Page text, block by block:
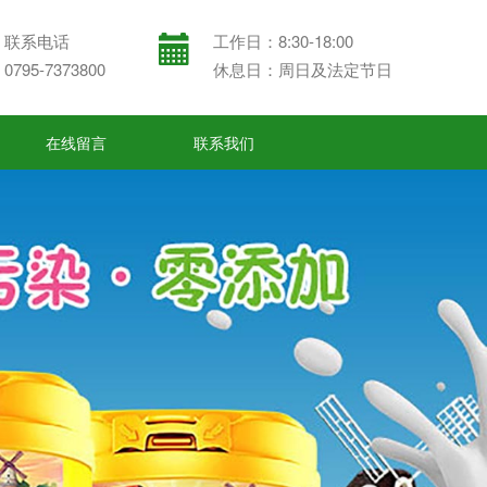
联系电话
0795-7373800
工作日：8:30-18:00
休息日：周日及法定节日
在线留言 联系我们